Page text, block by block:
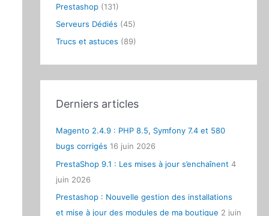
:
Prestashop(131)
Serveurs Dédiés (45)
Trucs et astuces (89)
Derniers articles
Magento 2.4.9 : PHP 8.5, Symfony 7.4 et 580
bugs corrigés 16 juin 2026
PrestaShop 9.1 : Les mises à jour s’enchaînent 4
juin 2026
Prestashop : Nouvelle gestion des installations
et mise à jour des modules de ma boutique 2 juin